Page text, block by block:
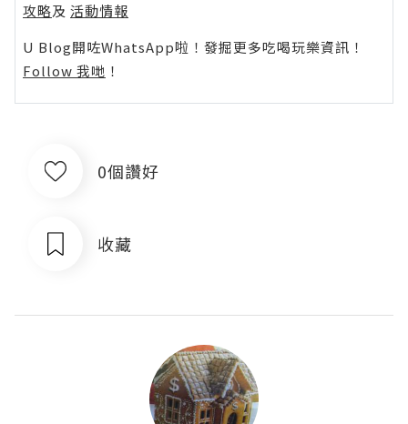
攻略及 活動情報
U Blog開咗WhatsApp啦！發掘更多吃喝玩樂資訊！
Follow 我哋 ！
0個讚好
收藏